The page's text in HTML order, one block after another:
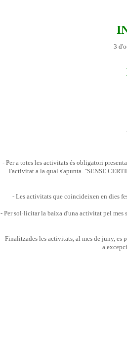
3
- Per a totes les activitats és obligatori
l'activitat a la qual s'apunta. "SENSE
- Les activitats que coincideixen en dies
- Per sol·licitar la baixa d'una activitat pel mes
- Finalitzades les activitats, al mes de juny, es
a